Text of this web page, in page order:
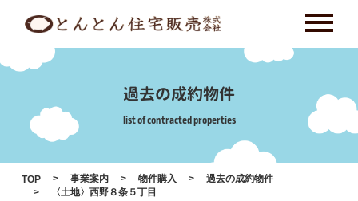
content
過去の成約物件
list of contracted properties
TOP 事業案内 物件購入
過去の成約物件
〈土地〉西野８条５丁目